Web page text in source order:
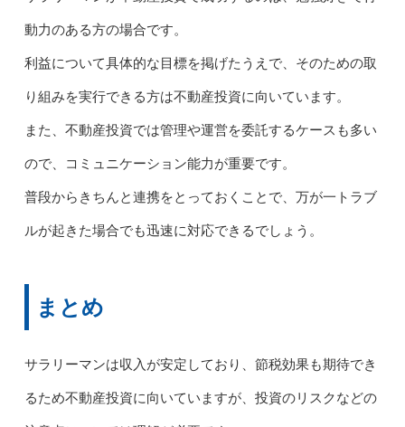
動力のある方の場合です。
利益について具体的な目標を掲げたうえで、そのための取
り組みを実行できる方は不動産投資に向いています。
また、不動産投資では管理や運営を委託するケースも多い
ので、コミュニケーション能力が重要です。
普段からきちんと連携をとっておくことで、万が一トラブ
ルが起きた場合でも迅速に対応できるでしょう。
まとめ
サラリーマンは収入が安定しており、節税効果も期待でき
るため不動産投資に向いていますが、投資のリスクなどの